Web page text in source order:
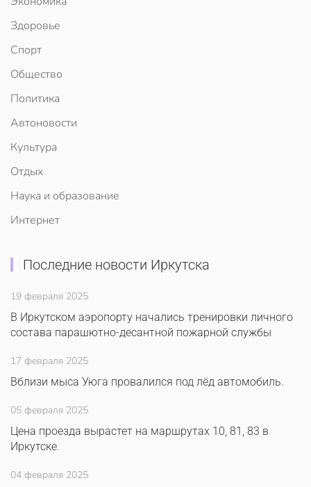
Здоровье
Спорт
Общество
Политика
Автоновости
Культура
Отдых
Наука и образование
Интернет
Последние новости Иркутска
19 февраля 2025
В Иркутском аэропорту начались тренировки личного
состава парашютно-десантной пожарной службы
17 февраля 2025
Вблизи мыса Уюга провалился под лёд автомобиль.
05 февраля 2025
Цена проезда вырастет на маршрутах 10, 81, 83 в
Иркутске.
04 февраля 2025